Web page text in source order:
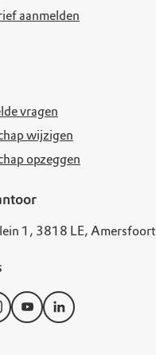
aanmelden
vragen
wijzigen
opzeggen
1, 3818 LE, Amersfoort